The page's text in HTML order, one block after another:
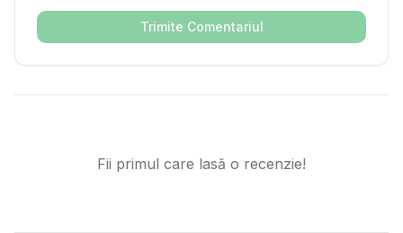
Trimite Comentariul
Fii primul care lasă o recenzie!